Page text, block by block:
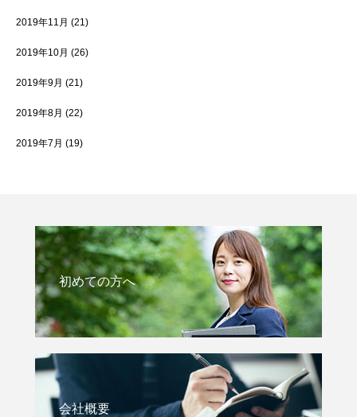
2019年11月 (21)
2019年10月 (26)
2019年9月 (21)
2019年8月 (22)
2019年7月 (19)
初めての方へ
会社概要